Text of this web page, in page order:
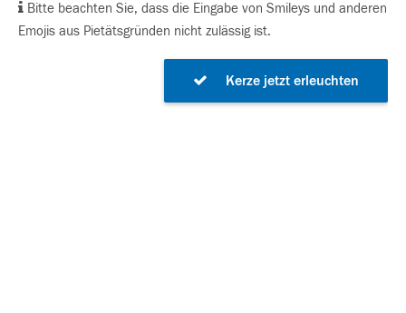
Bitte beachten Sie, dass die Eingabe von Smileys und anderen
Emojis aus Pietätsgründen nicht zulässig ist.
Kerze jetzt erleuchten